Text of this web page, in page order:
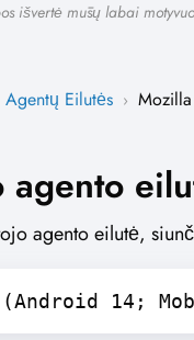
išvertė mūsų labai
Eilutės ›
agento
agento eilutė,
14;